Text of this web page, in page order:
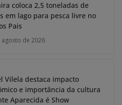
coloca 2,5 toneladas de
em lago para pesca livre no
Pais
agosto de 2026
Vilela destaca impacto
e importância da cultura
Aparecida é Show